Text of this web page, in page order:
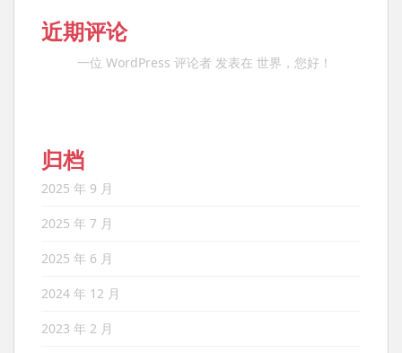
近期评论
一位 WordPress 评论者 发表在 世界，您好！
归档
2025 年 9 月
2025 年 7 月
2025 年 6 月
2024 年 12 月
2023 年 2 月